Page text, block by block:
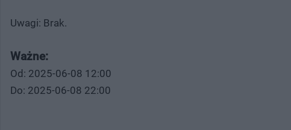
Uwagi: Brak.
Ważne:
Od: 2025-06-08 12:00
Do: 2025-06-08 22:00